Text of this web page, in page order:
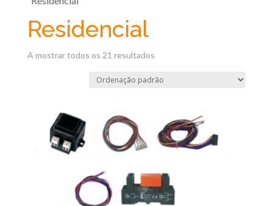
Residencial
A mostrar todos os 21 resultados